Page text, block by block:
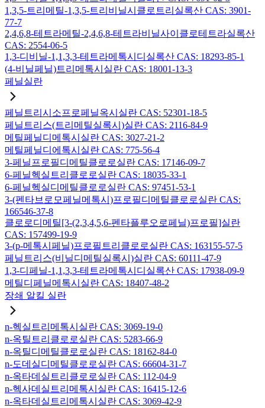
1,3,5-트리메틸-1,3,5-트리비닐시클로트리실록산 CAS: 3901-
77-7
2,4,6,8-테트라메틸-2,4,6,8-테트라비닐사이클로테트라실록산
CAS: 2554-06-5
1,3-디비닐-1,1,3,3-테트라메톡시디실록산 CAS: 18293-85-1
(4-비닐페닐)트리메톡시실란 CAS: 18001-13-3
페닐실란
페닐트리시소프로페닐옥시실란 CAS: 52301-18-5
페닐트리스(트리메틸실록시)실란 CAS: 2116-84-9
메틸페닐디메톡시실란 CAS: 3027-21-2
메틸페닐디에톡시실란 CAS: 775-56-4
3-페닐프로필디메틸클로로실란 CAS: 17146-09-7
6-페닐헥실트리클로로실란 CAS: 18035-33-1
6-페닐헥실디메틸클로로실란 CAS: 97451-53-1
3-(펜타브로모페닐메톡시)프로필디메틸클로로실란 CAS:
166546-37-8
클로로디메틸[3-(2,3,4,5,6-펜타플루오로페닐)프로필]실란
CAS: 157499-19-9
3-(p-메톡시페닐)프로필트리클로로실란 CAS: 163155-57-5
페닐트리스(비닐디메틸실록시)실란 CAS: 60111-47-9
1,3-디페닐-1,1,3,3-테트라메톡시디실록산 CAS: 17938-09-9
메틸디페닐메톡시실란 CAS: 18407-48-2
장쇄 알킬 실란
n-헥실트리메톡시실란 CAS: 3069-19-0
n-옥틸트리클로로실란 CAS: 5283-66-9
n-옥틸디메틸클로로실란 CAS: 18162-84-0
n-도데실디메틸클로로실란 CAS: 66604-31-7
n-옥타데실트리클로로실란 CAS: 112-04-9
n-헥사데실트리메톡시실란 CAS: 16415-12-6
n-옥타데실트리메톡시실란 CAS: 3069-42-9